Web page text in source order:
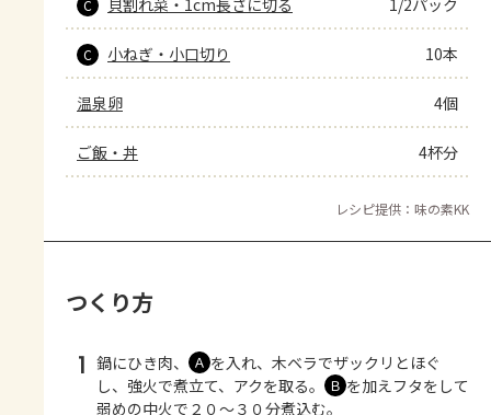
C 貝割れ菜・1cm長さに切る 1/2パック
C 小ねぎ・小口切り 10本
温泉卵 4個
ご飯・丼 4杯分
レシピ提供：味の素KK
つくり方
1 鍋にひき肉、 Ａ を入れ、木ベラでザックリとほぐ
し、強火で煮立て、アクを取る。
Ｂ を加えフタをして
弱めの中火で２０～３０分煮込む。